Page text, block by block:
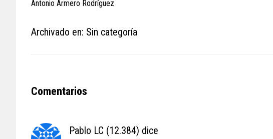
Antonio Armero Rodríguez
Archivado en: Sin categoría
Reader
Comentarios
Pablo LC (12.384) dice